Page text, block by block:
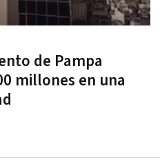
de Pampa
millones en una